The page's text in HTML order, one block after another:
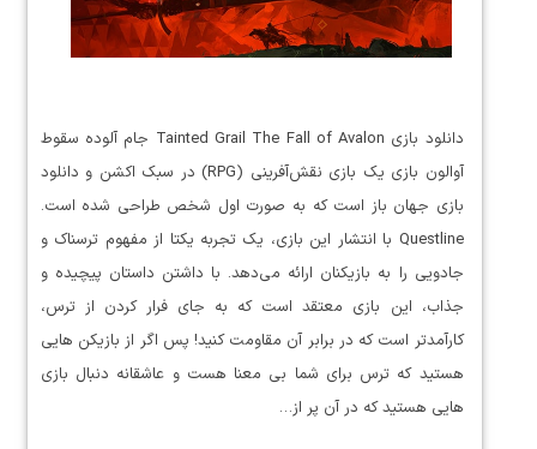
دانلود بازی Tainted Grail The Fall of Avalon جام آلوده سقوط
آوالون بازی یک بازی نقش‌آفرینی (RPG) در سبک اکشن و دانلود
بازی جهان باز است که به صورت اول شخص طراحی شده است.
Questline با انتشار این بازی، یک تجربه یکتا از مفهوم ترسناک و
جادویی را به بازیکنان ارائه می‌دهد. با داشتن داستان پیچیده و
جذاب، این بازی معتقد است که به جای فرار کردن از ترس،
کارآمدتر است که در برابر آن مقاومت کنید! پس اگر از بازیکن هایی
هستید که ترس برای شما بی معنا هست و عاشقانه دنبال بازی
هایی هستید که در آن پر از…